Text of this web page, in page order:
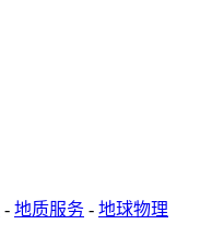
- 地质服务 - 地球物理